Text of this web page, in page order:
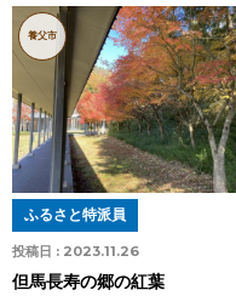
養父市
投稿日 : 2023.11.26
ふるさと特派員
但馬長寿の郷の紅葉